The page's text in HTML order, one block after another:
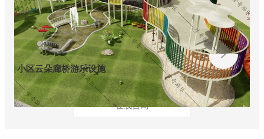
小区云朵廊桥游乐设施
在线咨询